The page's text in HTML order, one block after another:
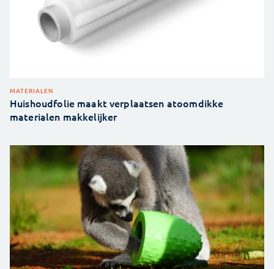
MATERIALEN
Huishoudfolie maakt verplaatsen atoomdikke
materialen makkelijker